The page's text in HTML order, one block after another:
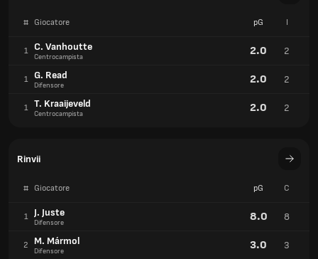
# Giocatore pG I
1 C. Vanhoutte
Centrocampista 2.0 2
1 G. Read
Difensore 2.0 2
1 T. Kraaijeveld
Centrocampista 2.0 2
Rinvii
# Giocatore pG C
1 J. Juste
Difensore 8.0 8
2 M. Mármol
Difensore 3.0 3